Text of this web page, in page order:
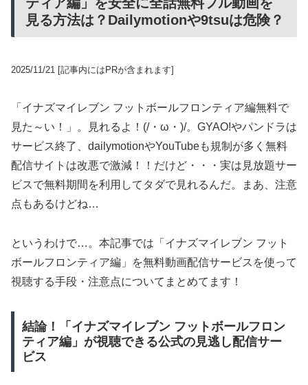
見る方法は？Dailymotionや9tsuは危険？
2025/11/21 [記事内にはPRが含まれます]
「イナズマイレブン フットボールフロンティア編無料で
見た～い！」。見れるよ！(/・ω・)/。GYAO!やパンドラは
サービス終了、dailymotionやYouTubeも規制が多く無料
配信サイトは改悪で激減！！だけど・・・実は見放題サー
ビスで無料期間を利用してタダで見れるんだ。まあ、注意
点もあるけどね…
というわけで…。本記事では「イナズマイレブン フット
ボールフロンティア編」を無料動画配信サービスを使って
視聴する手段・注意点についてまとめてます！
結論！「イナズマイレブン フットボールフロン
ティア編」が視聴できる公式の見逃し配信サー
ビス